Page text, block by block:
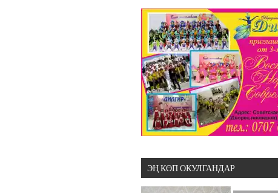
ЭҢ КӨП ОКУЛГАНДАР